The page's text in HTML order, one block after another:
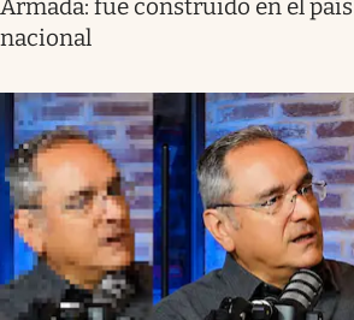
Armada: fue construido en el
nacional